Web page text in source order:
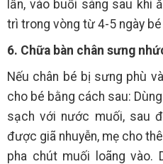
lần, vào buổi sáng sau khi
trì trong vòng từ 4-5 ngày
6. Chữa bàn chân sưng
Nếu chân bé bị sưng phù
cho bé bằng cách sau:
sạch với nước muối, sau
được giã nhuyễn, mẹ cho
pha chút muối loãng vào.